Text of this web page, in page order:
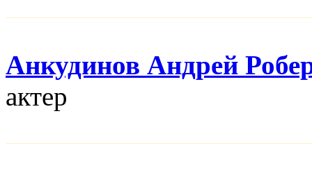
Анкудинов Андрей
актер